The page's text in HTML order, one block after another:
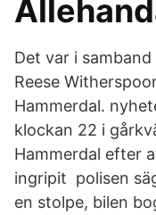
Det var i
Reese
Hammerdal.
klockan 22 i
Hammerdal efter
ingripit polisen
en stolpe, bilen